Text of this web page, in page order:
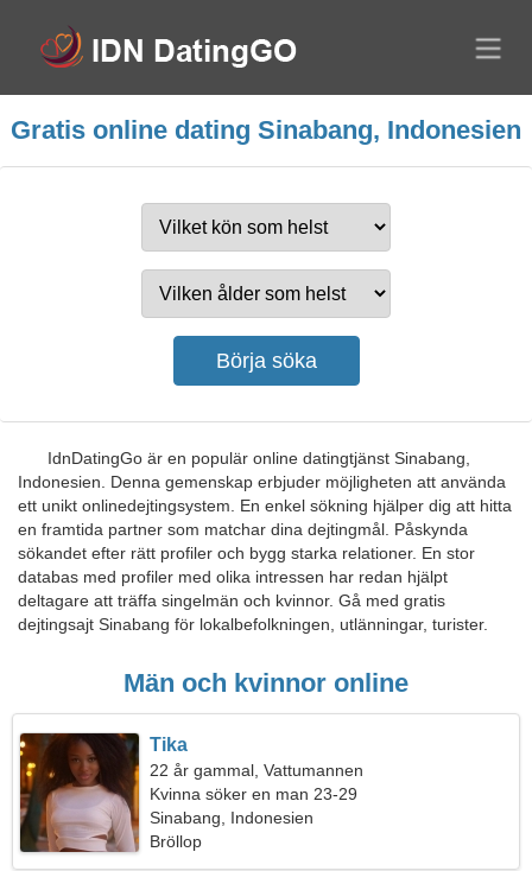
Gratis online dating Sinabang, Indonesien
IdnDatingGo är en populär online datingtjänst Sinabang,
Indonesien. Denna gemenskap erbjuder möjligheten att använda
ett unikt onlinedejtingsystem. En enkel sökning hjälper dig att hitta
en framtida partner som matchar dina dejtingmål. Påskynda
sökandet efter rätt profiler och bygg starka relationer. En stor
databas med profiler med olika intressen har redan hjälpt
deltagare att träffa singelmän och kvinnor. Gå med gratis
dejtingsajt Sinabang för lokalbefolkningen, utlänningar, turister.
Män och kvinnor online
Tika
22 år gammal, Vattumannen
Kvinna söker en man 23-29
Sinabang, Indonesien
Bröllop